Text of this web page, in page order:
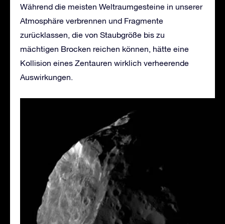
Während die meisten Weltraumgesteine ​​in unserer
Atmosphäre verbrennen und Fragmente
zurücklassen, die von Staubgröße bis zu
mächtigen Brocken reichen können, hätte eine
Kollision eines Zentauren wirklich verheerende
Auswirkungen.